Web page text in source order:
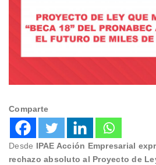
Comparte
Desde IPAE Acción Empresarial
rechazo absoluto al Proyecto de